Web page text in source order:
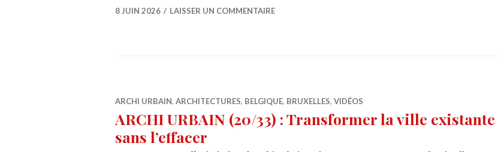
8 JUIN 2026 LAISSER UN COMMENTAIRE
ARCHI URBAIN, ARCHITECTURES, BELGIQUE, BRUXELLES, VIDÉOS
ARCHI URBAIN (20/33) : Transformer la ville existante
sans l’effacer